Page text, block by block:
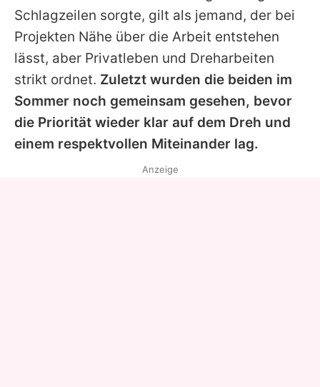
Schlagzeilen sorgte, gilt als jemand, der bei
Projekten Nähe über die Arbeit entstehen
lässt, aber Privatleben und Dreharbeiten
strikt ordnet. Zuletzt wurden die beiden im
Sommer noch gemeinsam gesehen, bevor
die Priorität wieder klar auf dem Dreh und
einem respektvollen Miteinander lag.
Anzeige